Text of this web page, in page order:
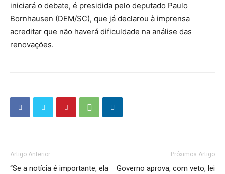
iniciará o debate, é presidida pelo deputado Paulo
Bornhausen (DEM/SC), que já declarou à imprensa
acreditar que não haverá dificuldade na análise das
renovações.
Artigo Anterior
“Se a notícia é importante, ela
Próximos Artigo
Governo aprova, com veto, lei